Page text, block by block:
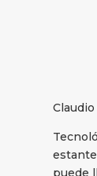
puede